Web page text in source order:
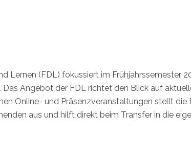
Lernen (FDL) fokussiert im Frühjahrssemester
Angebot der FDL richtet den Blick auf
Online- und Präsenzveranstaltungen stellt
aus und hilft direkt beim Transfer in die